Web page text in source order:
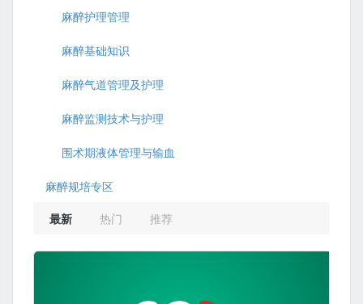
麻醉护理管理
麻醉基础知识
麻醉气道管理及护理
麻醉监测技术与护理
围术期液体管理与输血
麻醉规培专区
最新
热门 推荐